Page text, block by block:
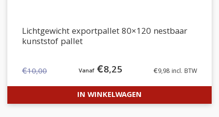
Lichtgewicht exportpallet 80×120 nestbaar
kunststof pallet
€10,00
Oorspronkelijke
prijs
was:
€8,25
Huidige
prijs
is:
€9,98 incl. BTW
IN WINKELWAGEN